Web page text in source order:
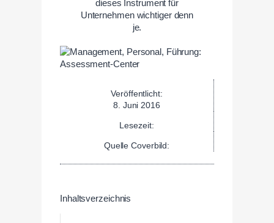
dieses Instrument für
Unternehmen wichtiger denn
je.
Veröffentlicht:
8. Juni 2016
Lesezeit:
Quelle Coverbild:
Inhaltsverzeichnis